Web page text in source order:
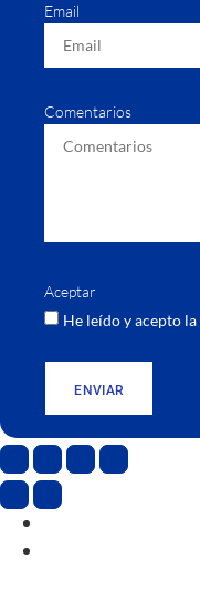
Email
Comentarios
Aceptar
He leído y acepto la
ENVIAR